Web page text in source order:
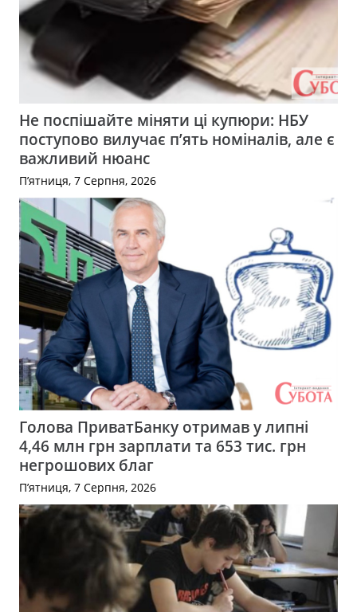
Не поспішайте міняти ці купюри: НБУ
поступово вилучає п’ять номіналів, але є
важливий нюанс
П’ятниця, 7 Серпня, 2026
Голова ПриватБанку отримав у липні
4,46 млн грн зарплати та 653 тис. грн
негрошових благ
П’ятниця, 7 Серпня, 2026